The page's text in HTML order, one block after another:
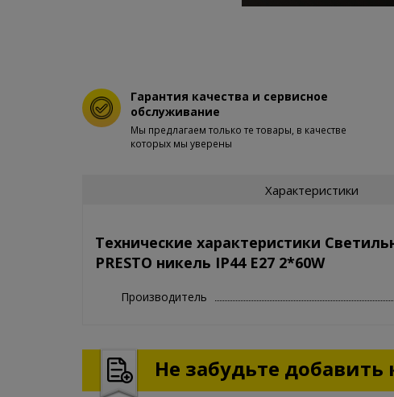
Гарантия качества и сервисное
обслуживание
Мы предлагаем только те товары, в качестве
которых мы уверены
Характеристики
Технические характеристики
PRESTO никель IP44 E27 2*60W
Производитель
Не забудьте добавить